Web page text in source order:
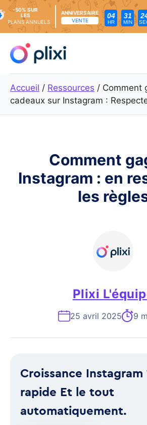
content
-50% SUR
LES
PLANS ANNUELS
ANNIVERSAIRE
VENTE
04
HR
31
MIN
Accueil / Ressources / Comment
cadeaux sur Instagram :
Comment
Instagram : en
les
Plixi
25 avril 2025 9
Croissance Instagram
rapide Et le tout
automatiquement.